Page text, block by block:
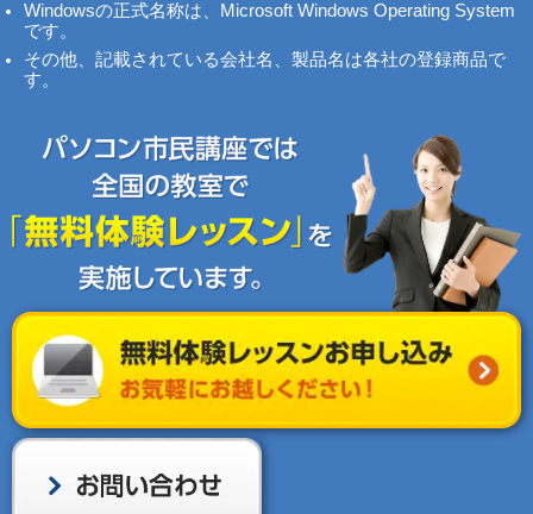
Windowsの正式名称は、Microsoft Windows Operating System
です。
その他、記載されている会社名、製品名は各社の登録商品で
す。